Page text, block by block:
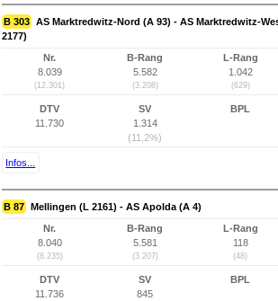
B 303 AS Marktredwitz-Nord (A 93) - AS Marktredwitz-
2177)
Nr.
8.039
(12.301)
B-Rang
5.582
(3.208)
L-Rang
1.042
(629)
DTV
11.730
SV
1.314
(11,2%)
BPL
Infos...
B 87 Mellingen (L 2161) - AS Apolda (A 4)
Nr.
8.040
(8.235)
B-Rang
5.581
(3.207)
L-Rang
118
(48)
DTV
11.736
SV
845
BPL